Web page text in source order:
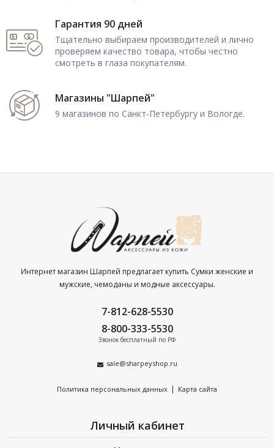
Гарантия 90 дней
Тщательно выбираем производителей и лично
проверяем качество товара, чтобы честно
смотреть в глаза покупателям.
Магазины "Шарпей"
9 магазинов по Санкт-Петербургу и Вологде.
Интернет магазин Шарпей предлагает купить Сумки женские и
мужские, чемоданы и модные аксессуары.
7-812-628-5530
8-800-333-5530
Звонок бесплатный по РФ
sale@sharpeyshop.ru
Политика персональных данных | Карта сайта
Личный кабинет